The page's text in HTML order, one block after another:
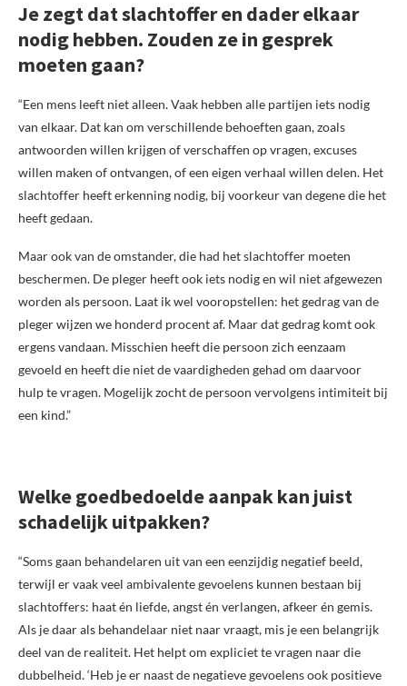
Je zegt dat slachtoffer en dader elkaar
nodig hebben. Zouden ze in gesprek
moeten gaan?
“Een mens leeft niet alleen. Vaak hebben alle partijen iets nodig
van elkaar. Dat kan om verschillende behoeften gaan, zoals
antwoorden willen krijgen of verschaffen op vragen, excuses
willen maken of ontvangen, of een eigen verhaal willen delen. Het
slachtoffer heeft erkenning nodig, bij voorkeur van degene die het
heeft gedaan.
Maar ook van de omstander, die had het slachtoffer moeten
beschermen. De pleger heeft ook iets nodig en wil niet afgewezen
worden als persoon. Laat ik wel vooropstellen: het gedrag van de
pleger wijzen we honderd procent af. Maar dat gedrag komt ook
ergens vandaan. Misschien heeft die persoon zich eenzaam
gevoeld en heeft die niet de vaardigheden gehad om daarvoor
hulp te vragen. Mogelijk zocht de persoon vervolgens intimiteit bij
een kind.”
Welke goedbedoelde aanpak kan juist
schadelijk uitpakken?
“Soms gaan behandelaren uit van een eenzijdig negatief beeld,
terwijl er vaak veel ambivalente gevoelens kunnen bestaan bij
slachtoffers: haat én liefde, angst én verlangen, afkeer én gemis.
Als je daar als behandelaar niet naar vraagt, mis je een belangrijk
deel van de realiteit. Het helpt om expliciet te vragen naar die
dubbelheid. ‘Heb je er naast de negatieve gevoelens ook positieve